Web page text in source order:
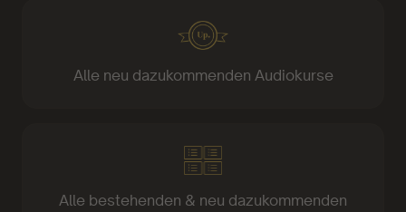
Alle neu dazukommenden Audiokurse
Alle bestehenden & neu dazukommenden